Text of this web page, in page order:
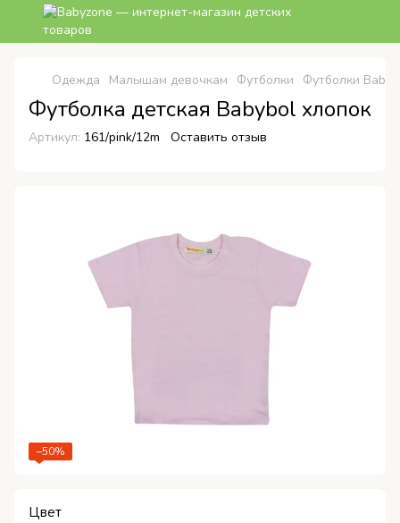
Одежда Малышам девочкам Футболки Футболки
Футболка детская Babybol хлопок
Артикул: 161/pink/12m Оставить отзыв
−50%
Цвет